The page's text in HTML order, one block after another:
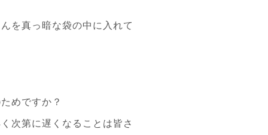
を真っ暗な袋の中に入れて
めですか？
次第に遅くなることは皆さ